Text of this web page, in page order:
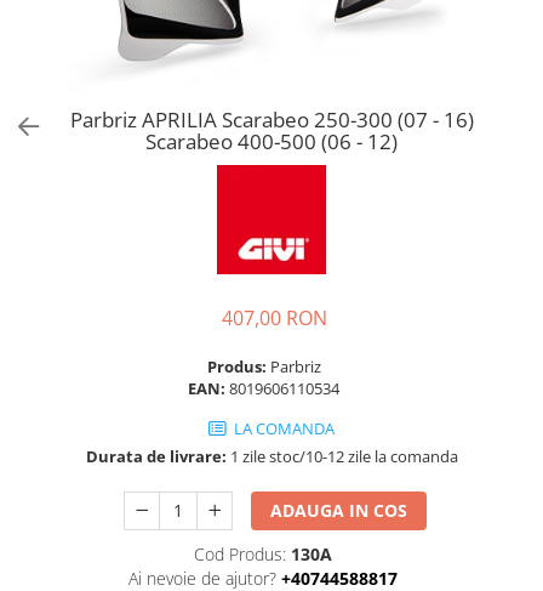
Parbriz APRILIA Scarabeo 250-300 (07 - 16)
Scarabeo 400-500 (06 - 12)
407,00 RON
Produs: Parbriz
EAN: 8019606110534
LA COMANDA
Durata de livrare: 1 zile stoc/10-12 zile la comanda
ADAUGA IN COS
Cod Produs: 130A
Ai nevoie de ajutor? +40744588817